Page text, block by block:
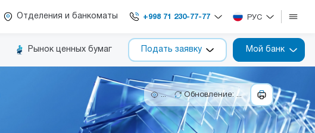
Отделения и банкоматы +998 71 230-77-77 РУС
Рынок ценных бумаг Подать заявку Мой банк
... Обновление: ...